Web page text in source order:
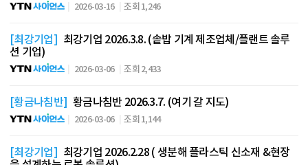
2026-03-16 조회 1,246
[최강기업] 최강기업 2026.3.8. (솥밥 기계 제조업체/플랜트 솔루
션 기업)
2026-03-06 조회 2,433
[황금나침반] 황금나침반 2026.3.7. (여기 갈 지도)
2026-03-06 조회 1,144
[최강기업] 최강기업 2026.2.28 ( 생분해 플라스틱 신소재 &현장